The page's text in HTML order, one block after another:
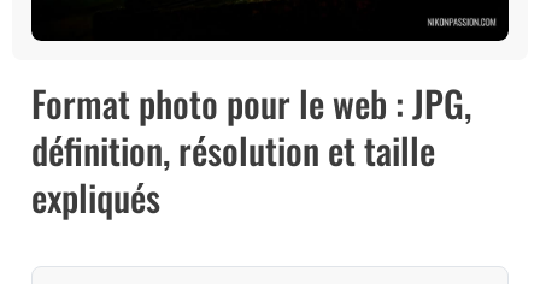
Format photo pour le web : JPG,
définition, résolution et taille
expliqués